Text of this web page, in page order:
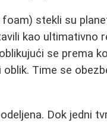
stekli su
kao ultimativno
se prema
Time se
Dok jedni